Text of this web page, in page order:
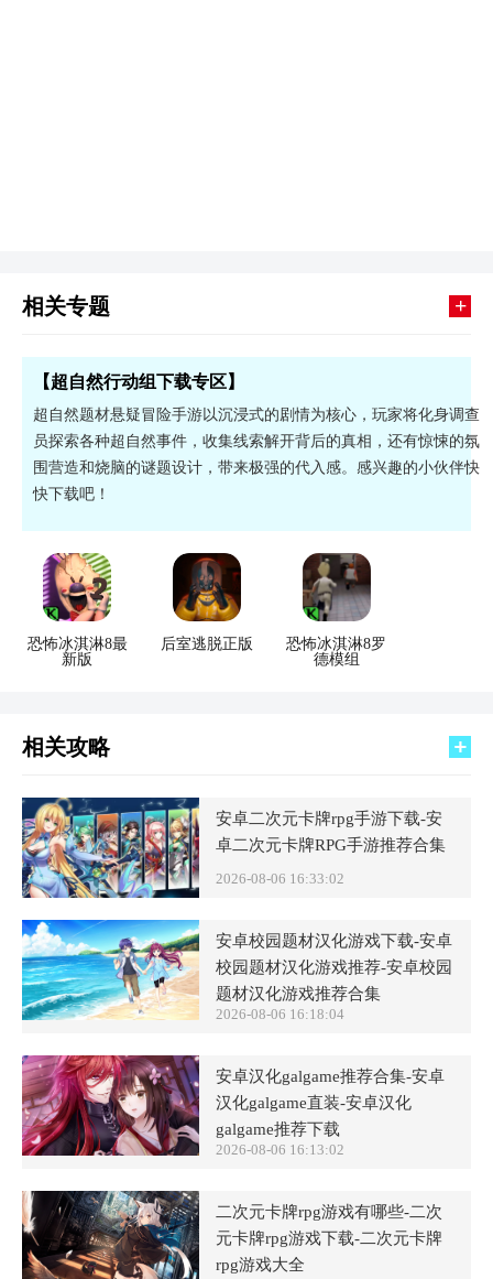
相关专题 +
【超自然行动组下载专区】
超自然题材悬疑冒险手游以沉浸式的剧情为核心，玩家将化身调查
员探索各种超自然事件，收集线索解开背后的真相，还有惊悚的氛
围营造和烧脑的谜题设计，带来极强的代入感。感兴趣的小伙伴快
快下载吧！
恐怖冰淇淋8最
新版
后室逃脱正版
恐怖冰淇淋8罗
德模组
相关攻略
安卓二次元卡牌rpg手游下载-安
卓二次元卡牌RPG手游推荐合集
2026-08-06 16:33:02
安卓校园题材汉化游戏下载-安卓
校园题材汉化游戏推荐-安卓校园
题材汉化游戏推荐合集
2026-08-06 16:18:04
安卓汉化galgame推荐合集-安卓
汉化galgame直装-安卓汉化
galgame推荐下载
2026-08-06 16:13:02
二次元卡牌rpg游戏有哪些-二次
元卡牌rpg游戏下载-二次元卡牌
rpg游戏大全